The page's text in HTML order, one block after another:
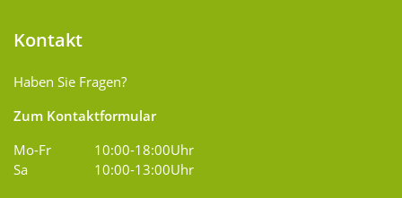
Kontakt
Haben Sie Fragen?
Zum Kontaktformular
Mo-Fr
10:00-18:00Uhr
Sa
10:00-13:00Uhr